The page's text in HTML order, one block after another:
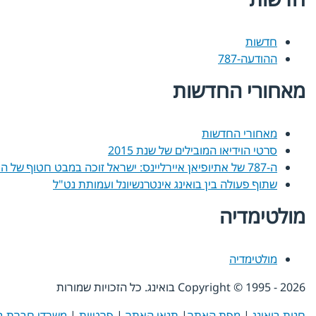
חדשות
ההודעה-787
מאחורי החדשות
מאחורי החדשות
סרטי הוידיאו המובילים של שנת 2015
ה-787 של אתיופיאן איירליינס: ישראל זוכה במבט חטוף של החלום
שתוף פעולה בין בואינג אינטרנשיונל ועמותת נט"ל
מולטימדיה
מולטימדיה
Copyright © 1995 -2026
בואינג. כל הזכויות שמורות